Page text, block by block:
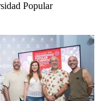
Popular